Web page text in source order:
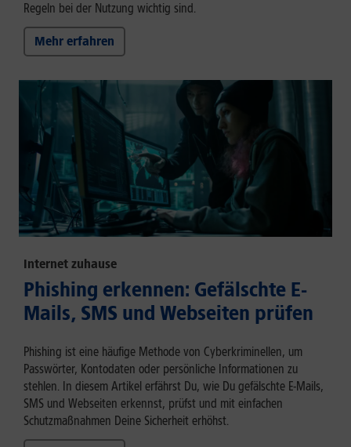
Regeln bei der Nutzung wichtig sind.
Mehr erfahren
Internet zuhause
Phishing erkennen: Gefälschte E-
Mails, SMS und Webseiten prüfen
Phishing ist eine häufige Methode von Cyberkriminellen, um
Passwörter, Kontodaten oder persönliche Informationen zu
stehlen. In diesem Artikel erfährst Du, wie Du gefälschte E-Mails,
SMS und Webseiten erkennst, prüfst und mit einfachen
Schutzmaßnahmen Deine Sicherheit erhöhst.